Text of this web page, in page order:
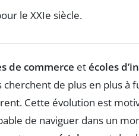
le XXIe siècle.
de commerce etécoles
de plus en plus à
Cette évolution est
de naviguer dans un